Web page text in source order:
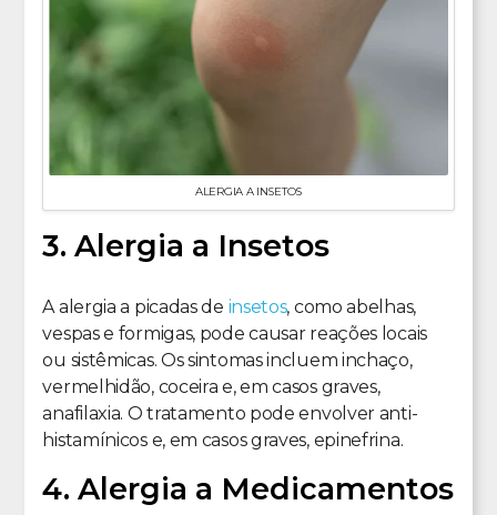
ALERGIA A INSETOS
3. Alergia a Insetos
A alergia a picadas de insetos, como abelhas,
vespas e formigas, pode causar reações locais
ou sistêmicas. Os sintomas incluem inchaço,
vermelhidão, coceira e, em casos graves,
anafilaxia. O tratamento pode envolver anti-
histamínicos e, em casos graves, epinefrina.
4. Alergia a Medicamentos